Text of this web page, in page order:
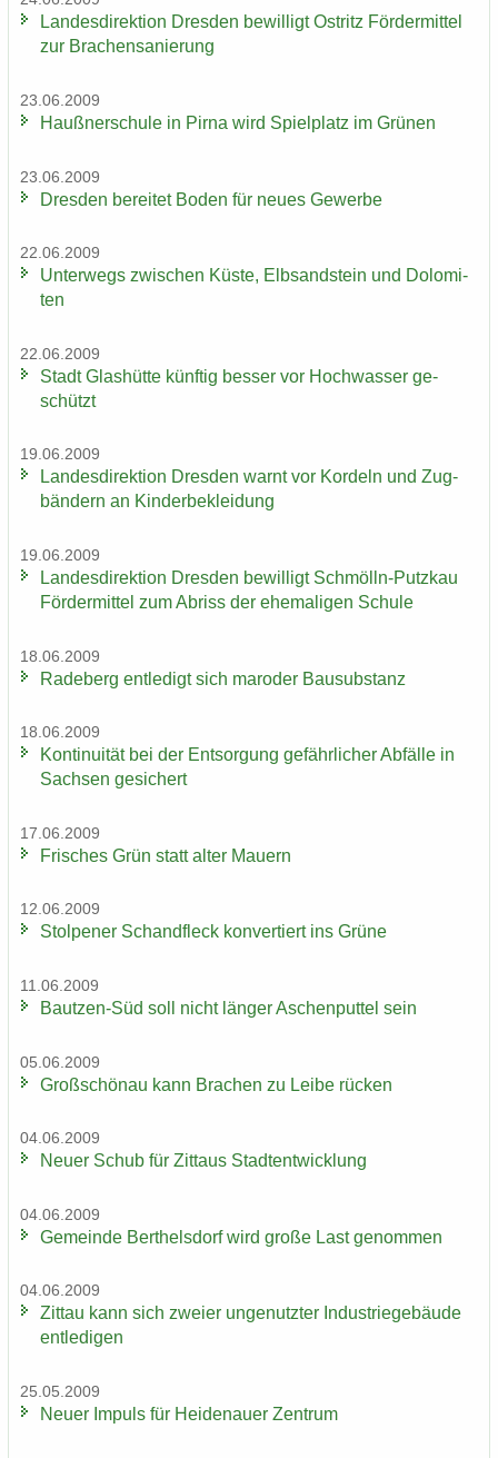
Lan­des­di­rek­ti­on Dres­den be­wil­ligt Ost­ritz För­der­mit­tel
zur Bra­chen­sa­nie­rung
23.06.2009
Hauß­ner­schu­le in Pirna wird Spiel­platz im Grü­nen
23.06.2009
Dres­den be­rei­tet Boden für neues Ge­wer­be
22.06.2009
Un­ter­wegs zwi­schen Küste, Elb­sand­stein und Do­lo­mi­
ten
22.06.2009
Stadt Glas­hüt­te künf­tig bes­ser vor Hoch­was­ser ge­
schützt
19.06.2009
Lan­des­di­rek­ti­on Dres­den warnt vor Kor­deln und Zug­
bän­dern an Kin­der­be­klei­dung
19.06.2009
Lan­des­di­rek­ti­on Dres­den be­wil­ligt Schmölln-​Putzkau
För­der­mit­tel zum Ab­riss der ehe­ma­li­gen Schu­le
18.06.2009
Ra­de­berg ent­le­digt sich ma­ro­der Bau­sub­stanz
18.06.2009
Kon­ti­nui­tät bei der Ent­sor­gung ge­fähr­li­cher Ab­fäl­le in
Sach­sen ge­si­chert
17.06.2009
Fri­sches Grün statt alter Mau­ern
12.06.2009
Stol­pe­ner Schand­fleck kon­ver­tiert ins Grüne
11.06.2009
Bautzen-​Süd soll nicht län­ger Aschen­put­tel sein
05.06.2009
Groß­schön­au kann Bra­chen zu Leibe rü­cken
04.06.2009
Neuer Schub für Zit­taus Stadt­ent­wick­lung
04.06.2009
Ge­mein­de Bert­hels­dorf wird große Last ge­nom­men
04.06.2009
Zit­tau kann sich zwei­er un­ge­nutz­ter In­dus­trie­ge­bäu­de
ent­le­di­gen
25.05.2009
Neuer Im­puls für Hei­de­nau­er Zen­trum